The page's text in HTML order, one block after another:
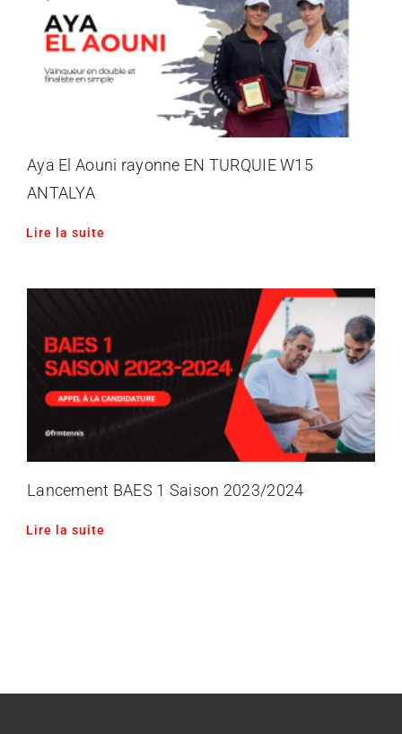
Aya El Aouni rayonne EN TURQUIE W15
ANTALYA
Lire la suite
Lancement BAES 1 Saison 2023/2024
Lire la suite